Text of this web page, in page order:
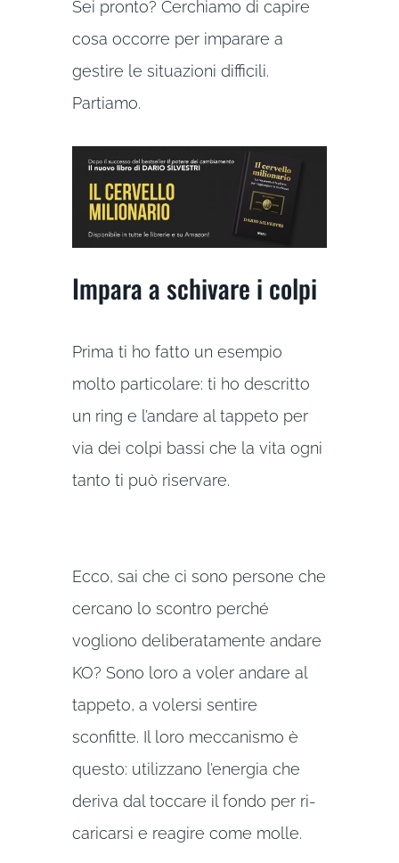
Sei pronto? Cerchiamo di capire
cosa occorre per imparare a
gestire le situazioni difficili.
Partiamo.
Impara a schivare i colpi
Prima ti ho fatto un esempio
molto particolare: ti ho descritto
un ring e l’andare al tappeto per
via dei colpi bassi che la vita ogni
tanto ti può riservare.
Ecco, sai che ci sono persone che
cercano lo scontro perché
vogliono deliberatamente andare
KO? Sono loro a voler andare al
tappeto, a volersi sentire
sconfitte. Il loro meccanismo è
questo: utilizzano l’energia che
deriva dal toccare il fondo per ri-
caricarsi e reagire come molle.